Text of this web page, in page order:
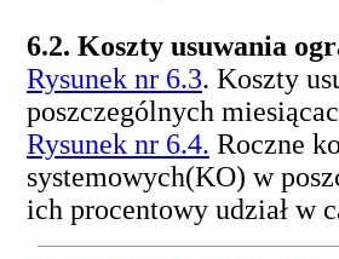
6.2. Koszty usuwania
Rysunek nr 6.3. Koszty
poszczególnych
Rysunek nr 6.4. Roczne
systemowych(KO) w
ich procentowy udział w